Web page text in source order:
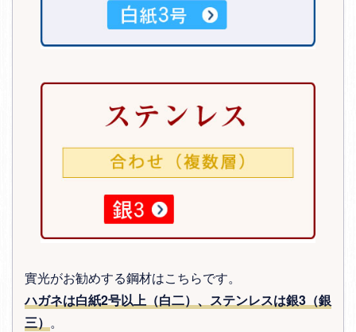
實光がお勧めする鋼材はこちらです。
ハガネは白紙2号以上（白二）、ステンレスは銀3（銀
三） 。